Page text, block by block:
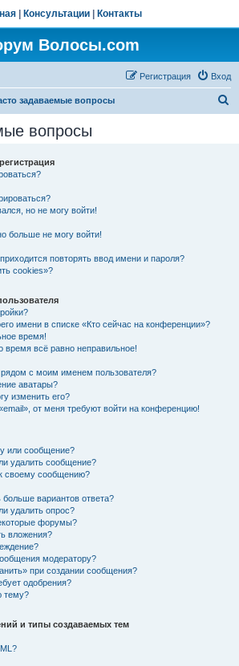
Консультации Контакты
Волосы.com
Вход
Регистрация
задаваемые вопросы
вопросы
но не могу войти!
больше не могу войти!
повторять ввод имени и пароля?
cookies»?
имени в списке «Кто сейчас на конференции»?
время!
время всё равно неправильное!
с моим именем пользователя?
аватары?
изменить его?
от меня требуют войти на конференцию!
или сообщение?
удалить сообщение?
своему сообщению?
вариантов ответа?
удалить опрос?
форумы?
вложения?
модератору?
при создании сообщения?
одобрения?
тему?
и типы создаваемых тем